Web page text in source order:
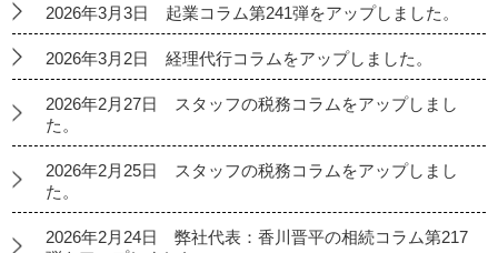
2026年3月3日 起業コラム第241弾をアップしました。
2026年3月2日 経理代行コラムをアップしました。
2026年2月27日 スタッフの税務コラムをアップしまし
た。
2026年2月25日 スタッフの税務コラムをアップしまし
た。
2026年2月24日 弊社代表：香川晋平の相続コラム第217